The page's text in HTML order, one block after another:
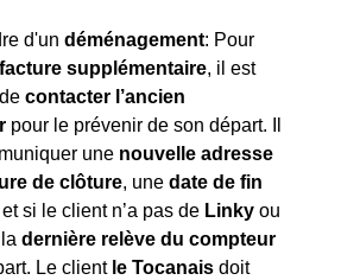
d'un déménagement: Pour
facture supplémentaire, il est
contacter l’ancien
pour le prévenir de son départ. Il
une nouvelle adresse
de clôture, une date de fin
et si le client n’a pas de Linky ou
dernière relève du compteur
Le client le Tocanais doit